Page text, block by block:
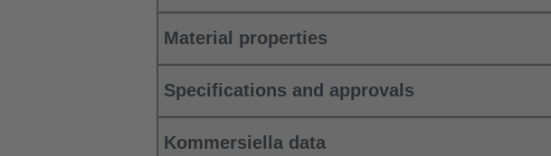
Material properties
Specifications and approvals
Kommersiella data